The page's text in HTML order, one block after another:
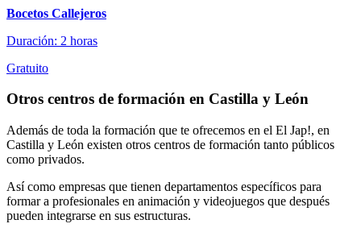
Bocetos Callejeros
Duración: 2 horas
Gratuito
Otros centros de formación en Castilla y León
Además de toda la formación que te ofrecemos en el El Jap!, en
Castilla y León existen otros centros de formación tanto públicos
como privados.
Así como empresas que tienen departamentos específicos para
formar a profesionales en animación y videojuegos que después
pueden integrarse en sus estructuras.